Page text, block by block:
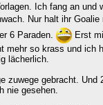
Ich fang an
Nur halt ihr
6 Paraden.
Erst
mehr so krass und ich
lächerlich.
zuwege gebracht.
nie gesehen.